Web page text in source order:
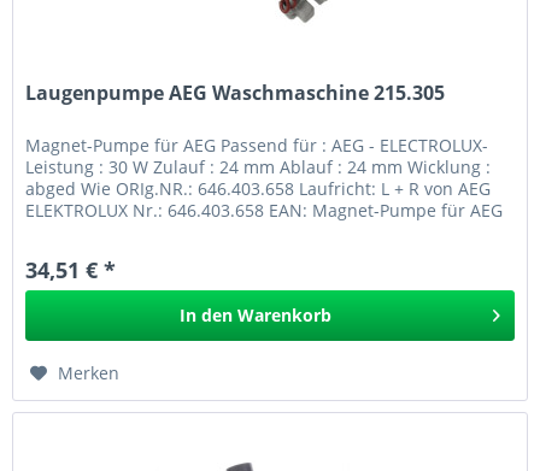
Laugenpumpe AEG Waschmaschine 215.305
Magnet-Pumpe für AEG Passend für : AEG - ELECTROLUX-
Leistung : 30 W Zulauf : 24 mm Ablauf : 24 mm Wicklung :
abged Wie ORIg.NR.: 646.403.658 Laufricht: L + R von AEG
ELEKTROLUX Nr.: 646.403.658 EAN: Magnet-Pumpe für AEG
34,51 € *
In den Warenkorb
Merken